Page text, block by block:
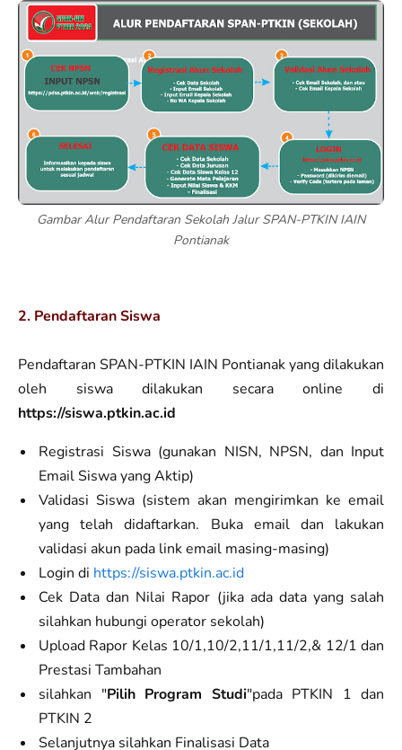
Gambar Alur Pendaftaran Sekolah Jalur SPAN-PTKIN IAIN
Pontianak
2. Pendaftaran Siswa
Pendaftaran SPAN-PTKIN IAIN Pontianak yang dilakukan
oleh siswa dilakukan secara online di
https://siswa.ptkin.ac.id
Registrasi Siswa (gunakan NISN, NPSN, dan Input
Email Siswa yang Aktip)
Validasi Siswa (sistem akan mengirimkan ke email
yang telah didaftarkan. Buka email dan lakukan
validasi akun pada link email masing-masing)
Login di https://siswa.ptkin.ac.id
Cek Data dan Nilai Rapor (jika ada data yang salah
silahkan hubungi operator sekolah)
Upload Rapor Kelas 10/1,10/2,11/1,11/2,& 12/1 dan
Prestasi Tambahan
silahkan "Pilih Program Studi"pada PTKIN 1 dan
PTKIN 2
Selanjutnya silahkan Finalisasi Data